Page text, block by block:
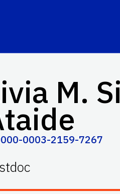
M.
0003-2159-7267